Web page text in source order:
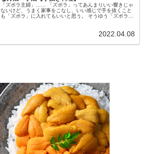
「ズボラ主婦」…… 「ズボラ」ってあんまりいい響きじゃ
ないけど、うまく家事をこなし、いい感じで手を抜くこと
も「ズボラ」に入れてもいいと思う。 そうゆう「ズボラ主
2022.04.08